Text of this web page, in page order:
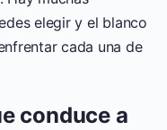
elegir y el blanco
cada una de
conduce a